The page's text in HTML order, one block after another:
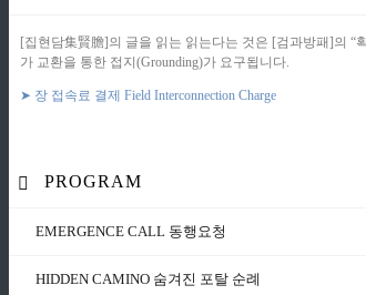
[집현담集賢膽]의 글을 읽는 읽는다는 것은 [검과방패]의 “
가 교환을 통한 접지(Grounding)가 요구됩니다.
➤ 장 접속료 결제 Field Interconnection Charge
PROGRAM
EMERGENCE CALL 동행요청
HIDDEN CAMINO 숨겨진 포탈 순례